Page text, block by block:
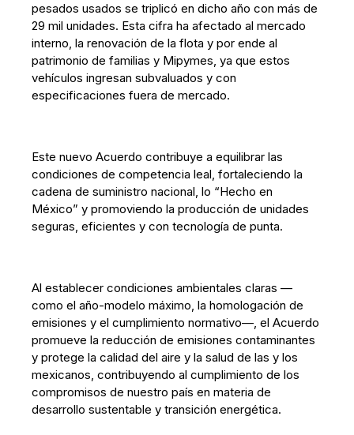
pesados usados se triplicó en dicho año con más de
29 mil unidades. Esta cifra ha afectado al mercado
interno, la renovación de la flota y por ende al
patrimonio de familias y Mipymes, ya que estos
vehículos ingresan subvaluados y con
especificaciones fuera de mercado.
Este nuevo Acuerdo contribuye a equilibrar las
condiciones de competencia leal, fortaleciendo la
cadena de suministro nacional, lo “Hecho en
México” y promoviendo la producción de unidades
seguras, eficientes y con tecnología de punta.
Al establecer condiciones ambientales claras —
como el año-modelo máximo, la homologación de
emisiones y el cumplimiento normativo—, el Acuerdo
promueve la reducción de emisiones contaminantes
y protege la calidad del aire y la salud de las y los
mexicanos, contribuyendo al cumplimiento de los
compromisos de nuestro país en materia de
desarrollo sustentable y transición energética.